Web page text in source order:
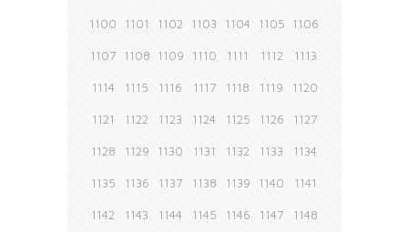
1100 1101 1102 1103 1104 1105 1106
1107 1108 1109 1110 1111 1112 1113
1114 1115 1116 1117 1118 1119 1120
1121 1122 1123 1124 1125 1126 1127
1128 1129 1130 1131 1132 1133 1134
1135 1136 1137 1138 1139 1140 1141
1142 1143 1144 1145 1146 1147 1148